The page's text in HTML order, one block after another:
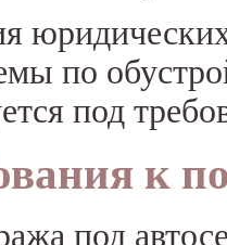
по
под
к
под